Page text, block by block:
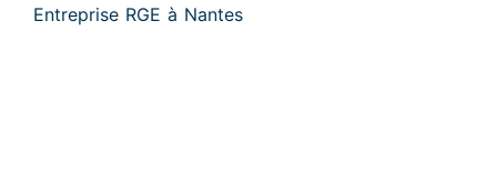
Entreprise RGE à Nantes